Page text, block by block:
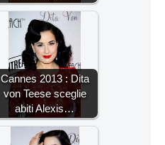
Cannes 2013 : Dita
von Teese sceglie
abiti Alexis…